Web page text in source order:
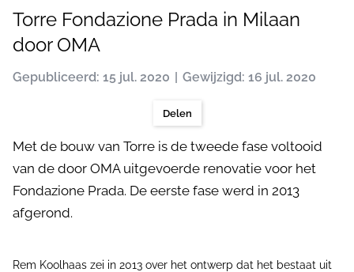
Torre Fondazione Prada in Milaan
door OMA
Gepubliceerd: 15 jul. 2020 Gewijzigd: 16 jul. 2020
Delen
Met de bouw van Torre is de tweede fase voltooid
van de door OMA uitgevoerde renovatie voor het
Fondazione Prada. De eerste fase werd in 2013
afgerond.
Rem Koolhaas zei in 2013 over het ontwerp dat het bestaat uit